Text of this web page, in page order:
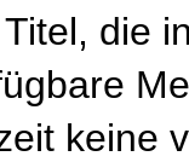
die
keine